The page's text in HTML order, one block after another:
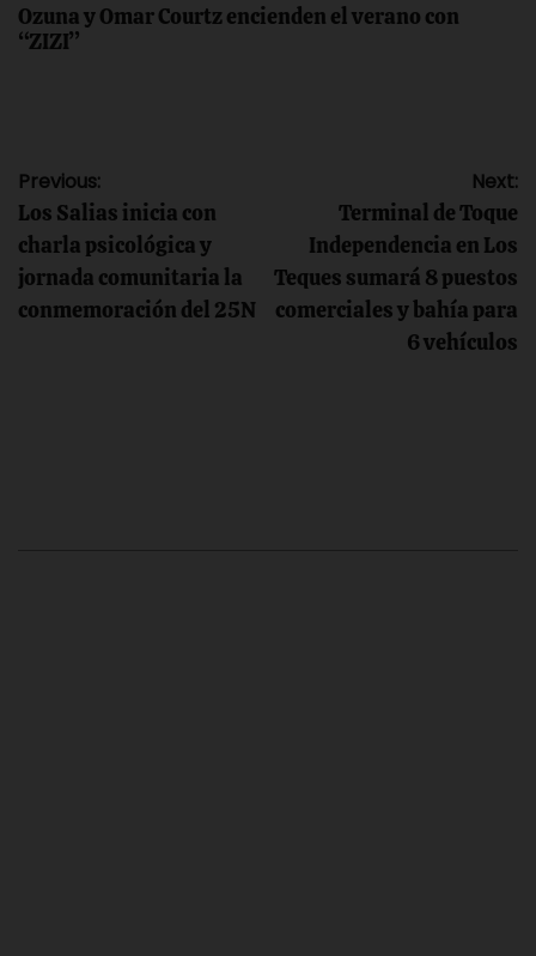
Ozuna y Omar Courtz encienden el verano con
“ZIZI”
Navegación
de
entradas
Previous:
Los Salias inicia con
charla psicológica y
jornada comunitaria la
conmemoración del 25N
Next:
Terminal de Toque
Independencia en Los
Teques sumará 8 puestos
comerciales y bahía para
6 vehículos